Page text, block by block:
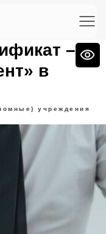
–
в
учреждения